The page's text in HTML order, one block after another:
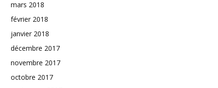
mars 2018
février 2018
janvier 2018
décembre 2017
novembre 2017
octobre 2017